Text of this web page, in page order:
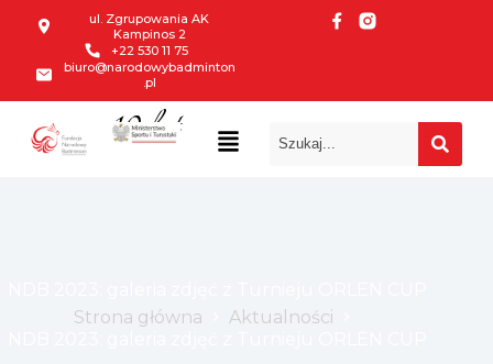
ul. Zgrupowania AK
Kampinos 2
+22 530 11 75
biuro@narodowybadminton
.pl
10 lat
Strona główna
Aktualności